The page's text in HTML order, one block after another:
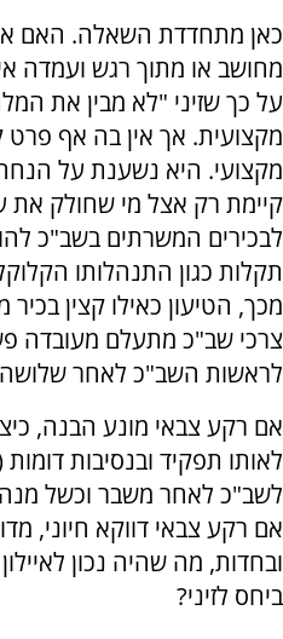
כאן מתחדדת השאלה. האם
מחושב או מתוך רגש ועמדה
על כך שזיני "לא מבין את
מקצועית. אך אין בה אף
מקצועי. היא נשענת על
קיימת רק אצל מי שחולק את
לבכירים המשרתים בשב"כ
תקלות כגון התנהלותו
מכך, הטיעון כאילו קצין
צרכי שב"כ מתעלם מעובדה
לראשות השב"כ לאחר שלושה
אם רקע צבאי מונע הבנה,
לאותו תפקיד ובנסיבות דומות
לשב"כ לאחר משבר וכשל
אם רקע צבאי דווקא חיוני,
ובחדות, מה שהיה נכון
ביחס לזיני?